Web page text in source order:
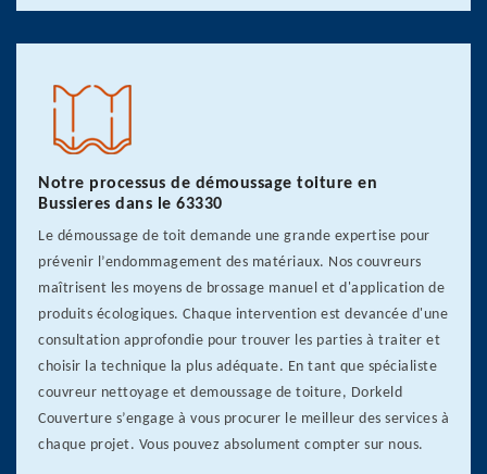
Notre processus de démoussage toiture en
Bussieres dans le 63330
Le démoussage de toit demande une grande expertise pour
prévenir l’endommagement des matériaux. Nos couvreurs
maîtrisent les moyens de brossage manuel et d'application de
produits écologiques. Chaque intervention est devancée d'une
consultation approfondie pour trouver les parties à traiter et
choisir la technique la plus adéquate. En tant que spécialiste
couvreur nettoyage et demoussage de toiture, Dorkeld
Couverture s’engage à vous procurer le meilleur des services à
chaque projet. Vous pouvez absolument compter sur nous.